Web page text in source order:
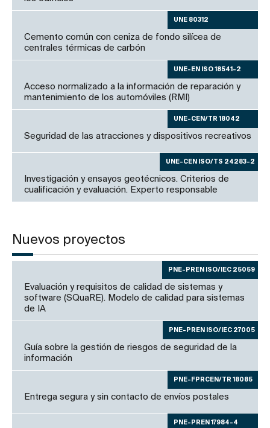
UNE 80312
Cemento común con ceniza de fondo silícea de
centrales térmicas de carbón
UNE-EN ISO 18541-2
Acceso normalizado a la información de reparación y
mantenimiento de los automóviles (RMI)
UNE-CEN/TR 18042
Seguridad de las atracciones y dispositivos recreativos
UNE-CEN ISO/TS 24283-2
Investigación y ensayos geotécnicos. Criterios de
cualificación y evaluación. Experto responsable
Nuevos proyectos
PNE-PREN ISO/IEC 25059
Evaluación y requisitos de calidad de sistemas y
software (SQuaRE). Modelo de calidad para sistemas
de IA
PNE-PREN ISO/IEC 27005
Guía sobre la gestión de riesgos de seguridad de la
información
PNE-FPRCEN/TR 18085
Entrega segura y sin contacto de envíos postales
PNE-PREN 17984-4